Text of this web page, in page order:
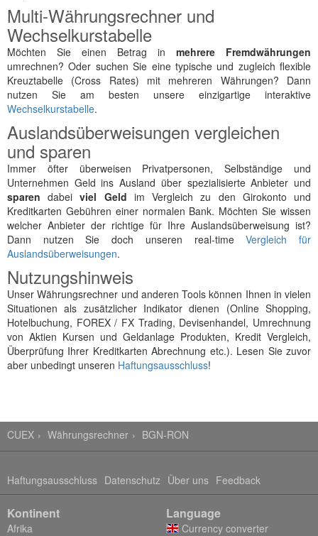
Multi-Währungsrechner und
Wechselkurstabelle
Möchten Sie einen Betrag in mehrere Fremdwährungen
umrechnen? Oder suchen Sie eine typische und zugleich flexible
Kreuztabelle (Cross Rates) mit mehreren Währungen? Dann
nutzen Sie am besten unsere einzigartige interaktive
Wechselkurstabelle.
Auslandsüberweisungen vergleichen
und sparen
Immer öfter überweisen Privatpersonen, Selbständige und
Unternehmen Geld ins Ausland über spezialisierte Anbieter und
sparendabeiviel Geld im Vergleich zu den Girokonto und
Kreditkarten Gebühren einer normalen Bank. Möchten Sie wissen
welcher Anbieter der richtige für Ihre Auslandsüberweisung ist?
Dann nutzen Sie doch unseren real-timeVergleich für
Auslandsüberweisungen.
Nutzungshinweis
Unser Währungsrechner und anderen Tools können Ihnen in vielen
Situationen als zusätzlicher Indikator dienen (Online Shopping,
Hotelbuchung, FOREX / FX Trading, Devisenhandel, Umrechnung
von Aktien Kursen und Geldanlage Produkten, Kredit Vergleich,
Überprüfung Ihrer Kreditkarten Abrechnung etc.). Lesen Sie zuvor
aber unbedingt unseren Haftungsausschluss!
CUEX Währungsrechner BGN-RON
Haftungsausschluss Datenschutz Über uns Feedback
Kontinent
Afrika
Language
Currency converter